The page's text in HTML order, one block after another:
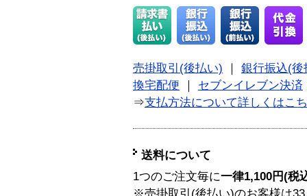
売掛取引(後払い) ｜ 銀行振込(後
換宅配便 ｜ セブンイレブン決済
⇒支払方法について詳しくはこ
送料について
1つのご注文毎に一律1,100円(税
※売掛取引(後払い)のお客様は